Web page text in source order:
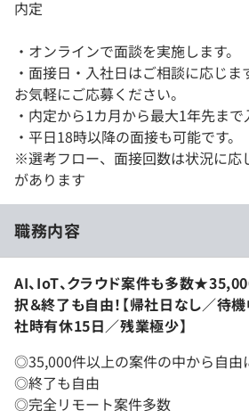
内定
・オンラインで面談を実施します。
・面接日・入社日はご相談に応じ
お気軽にご応募ください。
・内定から1カ月から最大1年先まで
・平日18時以降の面接も可能です。
※選考フロー、面接回数は状況に応
があります
職務内容
AI、IoT、クラウド案件も多数
択＆終了も自由！【帰社日なし／待
社時有休15日／残業極少】
◎35,000件以上の案件の中から自由
◎終了も自由
◎完全リモート案件多数